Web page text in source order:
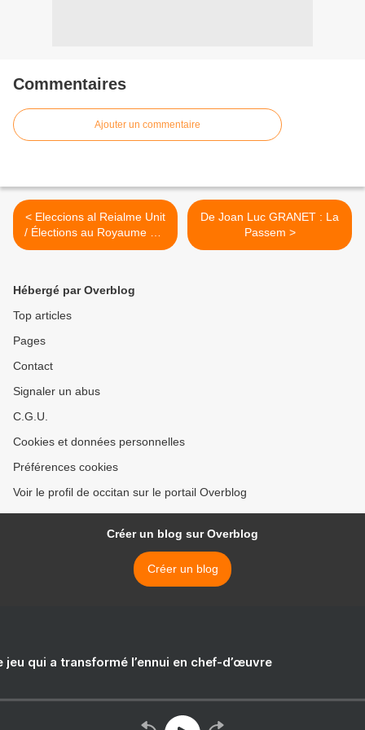
Commentaires
Ajouter un commentaire
< Eleccions al Reialme Unit
/ Élections au Royaume Uni
/ Elections in the United
De Joan Luc GRANET : La
Passem >
Hébergé par Overblog
Top articles
Pages
Contact
Signaler un abus
C.G.U.
Cookies et données personnelles
Préférences cookies
Voir le profil de occitan sur le portail Overblog
Créer un blog sur Overblog
Créer un blog
jeu qui a transformé l’ennui en chef-d’œuvre